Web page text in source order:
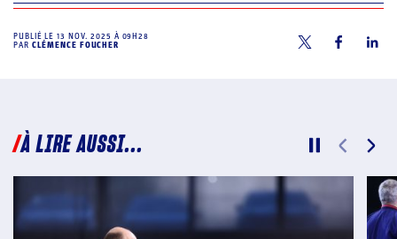
PUBLIÉ LE13 NOV. 2025 À 09H28
PAR CLÉMENCE FOUCHER
À LIRE AUSSI...